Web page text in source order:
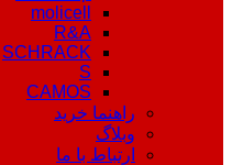
molicell
R&A
SCHRACK
S
CAMOS
راهنما خرید
وبلاگ
ارتباط با ما